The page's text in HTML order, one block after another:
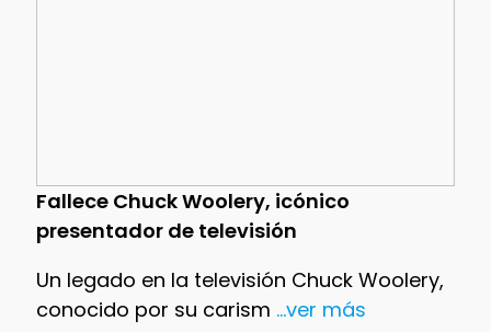
Fallece Chuck Woolery, icónico
presentador de televisión
Un legado en la televisión Chuck Woolery,
conocido por su carism ...ver más